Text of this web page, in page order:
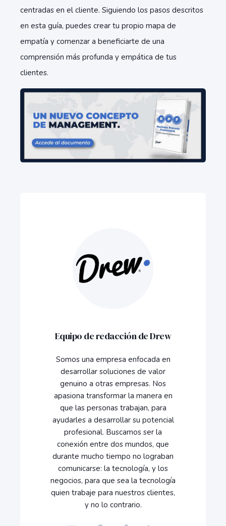
centradas en el cliente. Siguiendo los pasos descritos
en esta guía, puedes crear tu propio mapa de
empatía y comenzar a beneficiarte de una
comprensión más profunda y empática de tus
clientes.
Equipo de redacción de Drew
Somos una empresa enfocada en
desarrollar soluciones de valor
genuino a otras empresas. Nos
apasiona transformar la manera en
que las personas trabajan, para
ayudarles a desarrollar su potencial
profesional. Buscamos ser la
conexión entre dos mundos, que
durante mucho tiempo no lograban
comunicarse: la tecnología, y los
negocios, para que sea la tecnología
quien trabaje para nuestros clientes,
y no lo contrario.